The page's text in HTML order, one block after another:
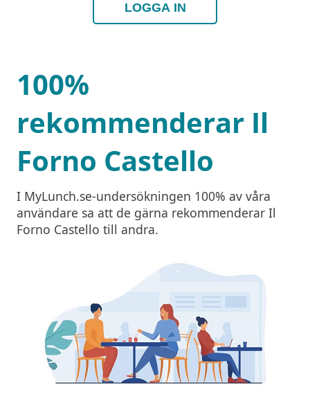
LOGGA IN
100%
rekommenderar Il
Forno Castello
I MyLunch.se-undersökningen 100% av våra
användare sa att de gärna rekommenderar Il
Forno Castello till andra.